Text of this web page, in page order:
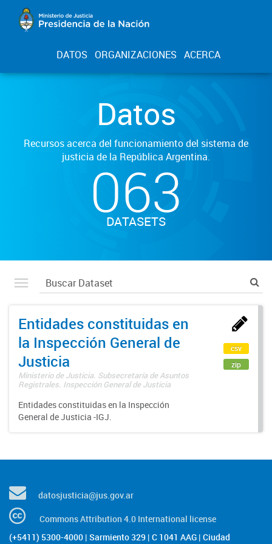
DATOS ORGANIZACIONES ACERCA
Datos
Recursos acerca del funcionamiento del sistema de
justicia de la República Argentina.
063
DATASETS
Entidades constituidas en
la Inspección General de
Justicia
Ministerio de Justicia. Subsecretaría de Asuntos
Registrales. Inspección General de Justicia
Entidades constituidas en la Inspección
General de Justicia -IGJ.
csv
zip
datosjusticia@jus.gov.ar
Commons Attribution 4.0 International license
(+5411) 5300-4000 | Sarmiento 329 | C 1041 AAG | Ciudad